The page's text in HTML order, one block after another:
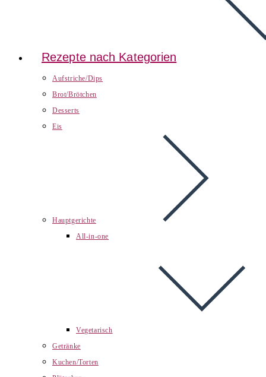
Rezepte nach Kategorien
Aufstriche/Dips
Brot/Brötchen
Desserts
Eis
Hauptgerichte
All-in-one
Vegetarisch
Getränke
Kuchen/Torten